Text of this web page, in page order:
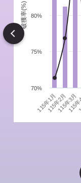
破獲率(%)
115年1月
115年2月115年3月
115
70%
75%
80%